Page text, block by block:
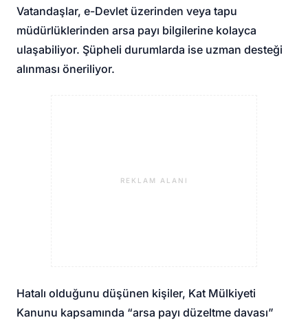
Vatandaşlar, e-Devlet üzerinden veya tapu
müdürlüklerinden arsa payı bilgilerine kolayca
ulaşabiliyor. Şüpheli durumlarda ise uzman desteği
alınması öneriliyor.
REKLAM ALANI
Hatalı olduğunu düşünen kişiler, Kat Mülkiyeti
Kanunu kapsamında “arsa payı düzeltme davası”